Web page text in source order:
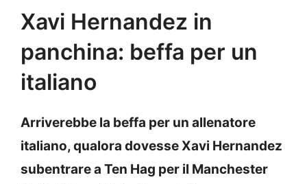
Xavi Hernandez in
panchina: beffa per un
italiano
Arriverebbe la beffa per un allenatore
italiano, qualora dovesse Xavi Hernandez
subentrare a Ten Hag per il Manchester